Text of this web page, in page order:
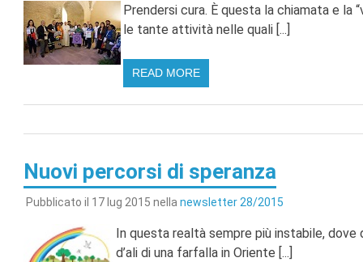
Prendersi cura. È questa la chiamata e la
le tante attività nelle quali [...]
READ MORE
Nuovi percorsi di speranza
Pubblicato il 17 lug 2015 nella newsletter 28/2015
In questa realtà sempre più instabile,
d’ali di una farfalla in Oriente [...]